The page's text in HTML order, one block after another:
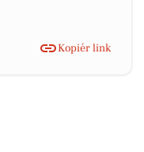
Kopiér link